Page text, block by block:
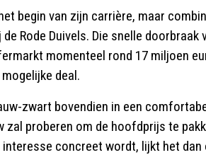
begin van zijn carrière, maar
Rode Duivels. Die snelle
momenteel rond 17 miljoen
deal.
zwart bovendien in een
zal proberen om de hoofdprijs te
concreet wordt, lijkt het